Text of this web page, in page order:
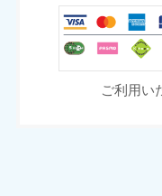
ご利用い